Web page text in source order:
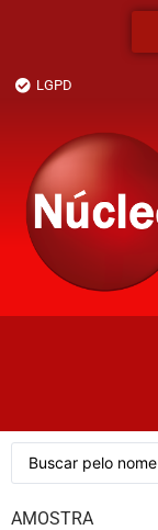
LGPD
AMOSTRA